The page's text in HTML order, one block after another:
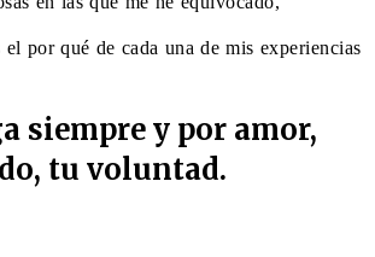
el por qué de cada una de mis experiencias
siempre y por amor,
tu voluntad.